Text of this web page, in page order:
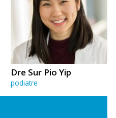
Dre Sur Pio Yip
podiatre